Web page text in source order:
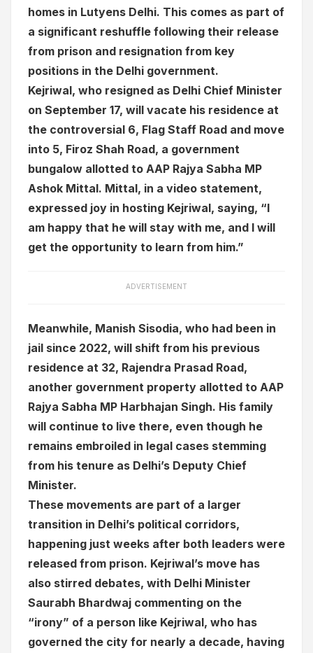
homes in Lutyens Delhi. This comes as part of
a significant reshuffle following their release
from prison and resignation from key
positions in the Delhi government.
Kejriwal, who resigned as Delhi Chief Minister
on September 17, will vacate his residence at
the controversial 6, Flag Staff Road and move
into 5, Firoz Shah Road, a government
bungalow allotted to AAP Rajya Sabha MP
Ashok Mittal. Mittal, in a video statement,
expressed joy in hosting Kejriwal, saying, “I
am happy that he will stay with me, and I will
get the opportunity to learn from him.”
ADVERTISEMENT
Meanwhile, Manish Sisodia, who had been in
jail since 2022, will shift from his previous
residence at 32, Rajendra Prasad Road,
another government property allotted to AAP
Rajya Sabha MP Harbhajan Singh. His family
will continue to live there, even though he
remains embroiled in legal cases stemming
from his tenure as Delhi’s Deputy Chief
Minister.
These movements are part of a larger
transition in Delhi’s political corridors,
happening just weeks after both leaders were
released from prison. Kejriwal’s move has
also stirred debates, with Delhi Minister
Saurabh Bhardwaj commenting on the
“irony” of a person like Kejriwal, who has
governed the city for nearly a decade, having